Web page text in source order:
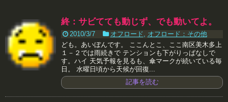
終：サビてても動じず、でも動いてよ。
2010/3/7 オフロード, オフロード：その他
ども。あいぼんです。 ここんとこ、ここ南区美木多上
１－２では雨続きで テンションも下がりっぱなしで
す。ハイ 天気予報を見るも、傘マークが続いている毎
日。 水曜日頃から天候が回復...
記事を読む